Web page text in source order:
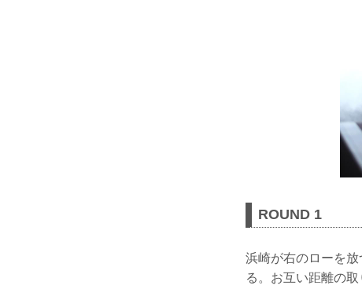
ROUND 1
浜崎が右のローを
る。お互い距離の